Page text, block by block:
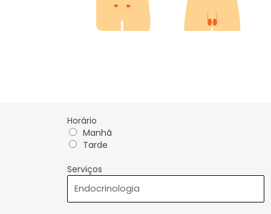
Horário
Manhã
Tarde
Serviços